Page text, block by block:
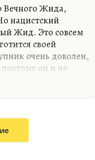
Вечного Жида,
нацистский
Жид. Это совсем
своей
очень доволен,
он и не
у Гесса, и то
Они говорят: «Ну
превращается в